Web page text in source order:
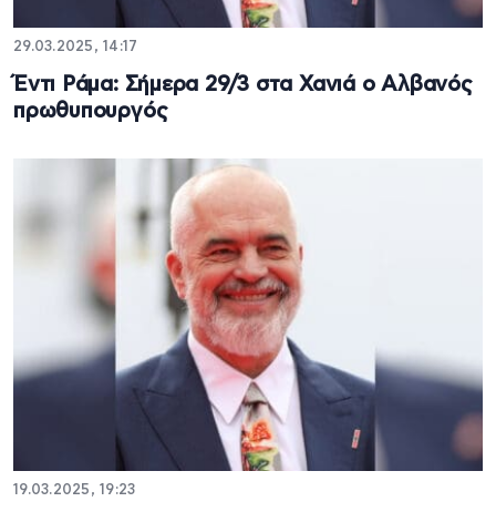
29.03.2025, 14:17
Έντι Ράμα: Σήμερα 29/3 στα Χανιά ο Αλβανός
πρωθυπουργός
19.03.2025, 19:23